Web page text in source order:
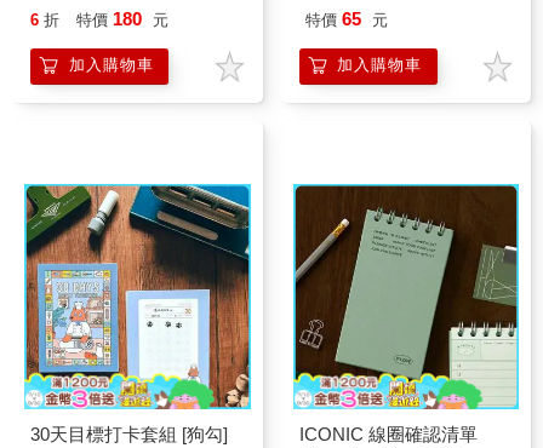
yellow
6 折 特價 180 元
加入購物車
特價 65 元
加入購物車
30天目標打卡套組 [狗勾]
ICONIC 線圈確認清單